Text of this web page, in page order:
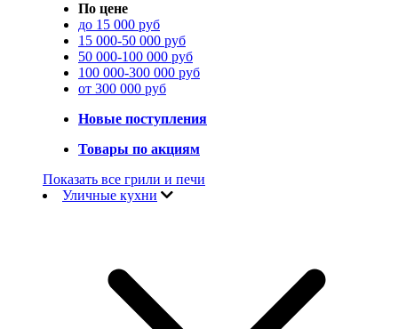
По цене
до 15 000 руб
15 000-50 000 руб
50 000-100 000 руб
100 000-300 000 руб
от 300 000 руб
Новые поступления
Товары по акциям
Показать все грили и печи
Уличные кухни